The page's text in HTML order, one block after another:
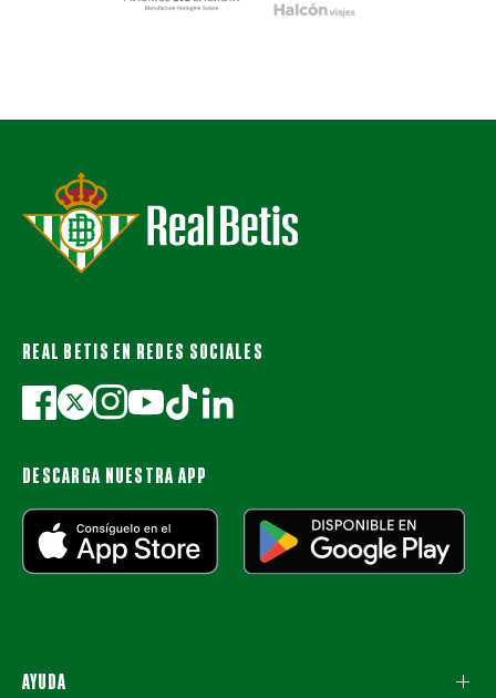
REAL BETIS EN REDES SOCIALES
DESCARGA NUESTRA APP
AYUDA